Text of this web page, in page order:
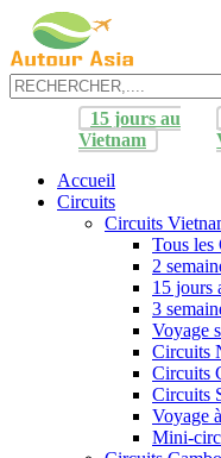
15 jours au
Vietnam
Accueil
Circuits
Circuits
Tous les
2
15 jours
3
Voyage
Circuits
Circuits
Circuits
Voyage
Mini-